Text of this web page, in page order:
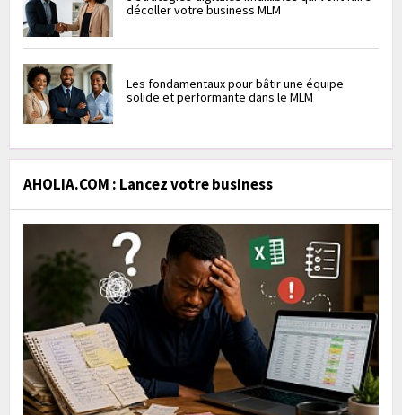
décoller votre business MLM
Les fondamentaux pour bâtir une équipe
solide et performante dans le MLM
AHOLIA.COM : Lancez votre business